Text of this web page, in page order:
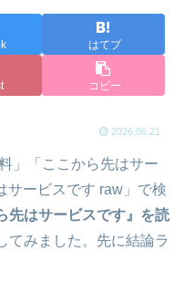
はてブ
コピー
2026.06.21
」「ここから先はサー
サービスです raw」で検
先はサービスです』を読
てみました。先に結論ラ